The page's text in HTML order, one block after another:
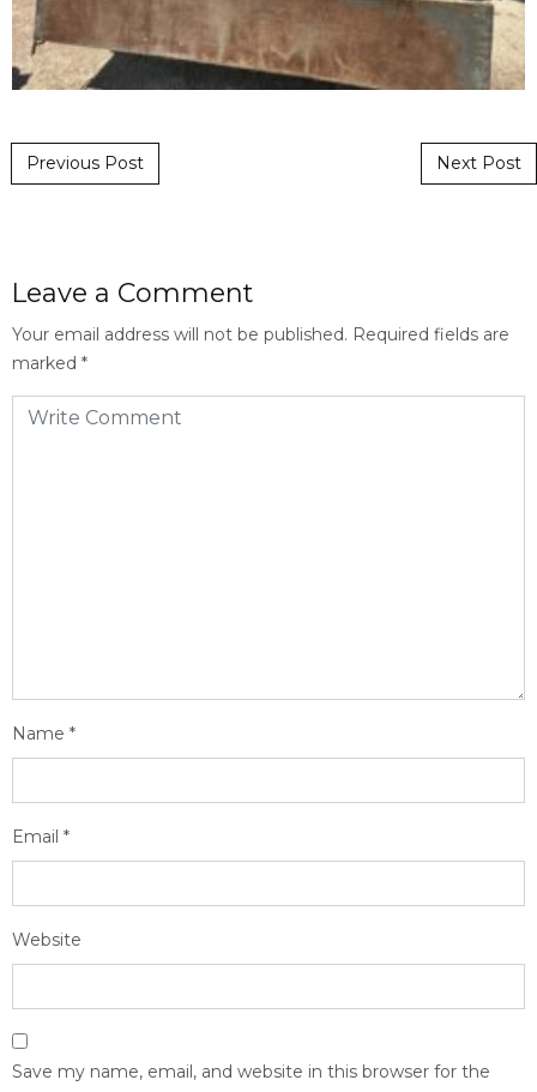
Post navigation
Previous Post Next Post
Leave a Comment
Your email address will not be published. Required fields are
marked *
Name *
Email *
Website
Save my name, email, and website in this browser for the